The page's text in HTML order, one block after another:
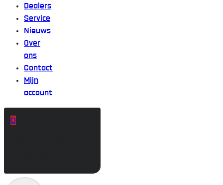
Dealers
Service
Nieuws
Over
ons
Contact
Mijn
account
0